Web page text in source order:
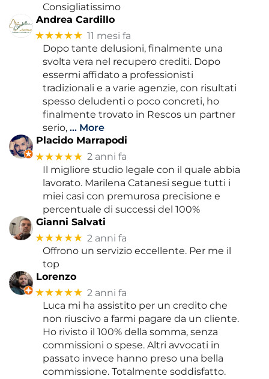
Consigliatissimo
Andrea Cardillo
★★★★★ 11 mesi fa
Dopo tante delusioni, finalmente una
svolta vera nel recupero crediti. Dopo
essermi affidato a professionisti
tradizionali e a varie agenzie, con risultati
spesso deludenti o poco concreti, ho
finalmente trovato in Rescos un partner
serio, … More
Placido Marrapodi
★★★★★ 2 anni fa
Il migliore studio legale con il quale abbia
lavorato. Marilena Catanesi segue tutti i
miei casi con premurosa precisione e
percentuale di successi del 100%
Gianni Salvati
★★★★★ 2 anni fa
Offrono un servizio eccellente. Per me il
top
Lorenzo
★★★★★ 2 anni fa
Luca mi ha assistito per un credito che
non riuscivo a farmi pagare da un cliente.
Ho rivisto il 100% della somma, senza
commissioni o spese. Altri avvocati in
passato invece hanno preso una bella
commissione. Totalmente soddisfatto.